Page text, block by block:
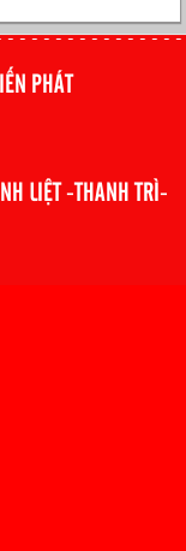
PHÁT
LIỆT -THANH TRÌ-